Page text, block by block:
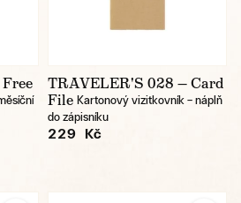
TRAVELER'S 028 — Card
File Kartonový vizitkovník – náplň
do zápisníku
229 Kč